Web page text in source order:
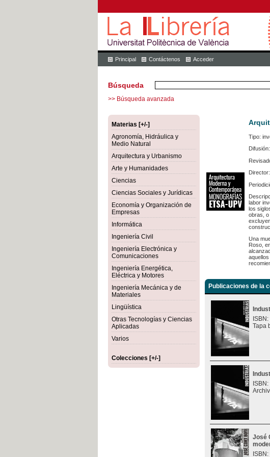
Principal Contáctenos Acceder
Búsqueda
>> Búsqueda avanzada
Materias [+/-]
Agronomía, Hidráulica y
Medio Natural
Arquitectura y Urbanismo
Arte y Humanidades
Ciencias
Ciencias Sociales y Jurídicas
Economía y Organización de
Empresas
Informática
Ingeniería Civil
Ingeniería Electrónica y
Comunicaciones
Ingeniería Energética,
Eléctrica y Motores
Ingeniería Mecánica y de
Materiales
Lingüística
Otras Tecnologías y Ciencias
Aplicadas
Varios
Colecciones [+/-]
Tipo:
labor
los
obras,
Una
Roso,
Publicaciones de la
Tapa
José